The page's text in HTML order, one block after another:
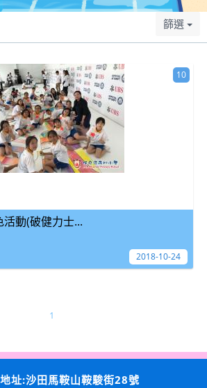
篩選
動(破健力士...
10
2018-10-24
1
址:沙田馬鞍山鞍駿街28號